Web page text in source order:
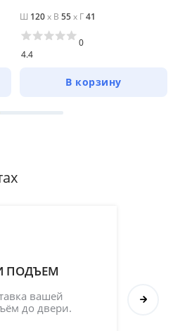
Ш 120x В 55x Г41
4.4
0
В корзину
ПОДЪЕМ
вашей
до двери.